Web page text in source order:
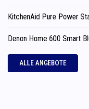
KitchenAid Pure Power
Denon Home 600 Smart
ALLE ANGEBOTE